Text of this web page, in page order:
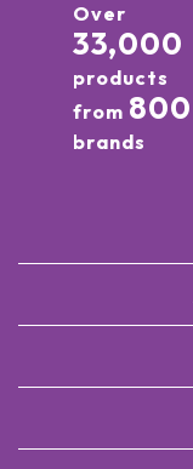
Over
33,000
products
from 800
brands